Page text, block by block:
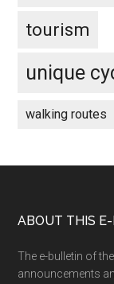
tourism
unique
walking routes
Footer
ABOUT THIS
The e-bulletin of
announcements